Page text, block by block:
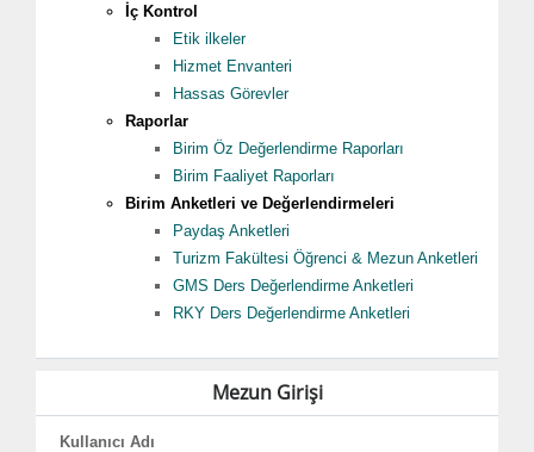
İç Kontrol
Etik ilkeler
Hizmet Envanteri
Hassas Görevler
Raporlar
Birim Öz Değerlendirme Raporları
Birim Faaliyet Raporları
Birim Anketleri ve Değerlendirmeleri
Paydaş Anketleri
Turizm Fakültesi Öğrenci & Mezun Anketleri
GMS Ders Değerlendirme Anketleri
RKY Ders Değerlendirme Anketleri
Mezun Girişi
Kullanıcı Adı